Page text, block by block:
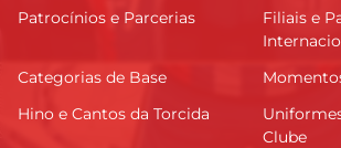
Patrocínios e Parcerias
Filiais e
Categorias de Base
Hino e Cantos da Torcida
Clube